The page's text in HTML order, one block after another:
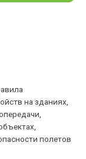
на зданиях,
полетов